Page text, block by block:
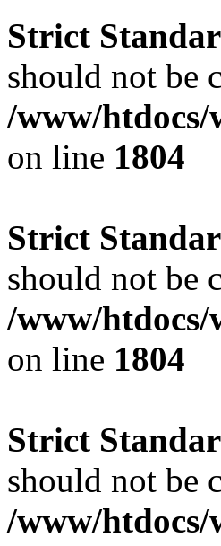
Strict
should not be
/www/
on line 1804
Strict
should not be
/www/
on line 1804
Strict
should not be
/www/